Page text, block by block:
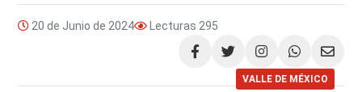
20 de Junio de 2024 Lecturas 295
Compartir
VALLE DE MÉXICO